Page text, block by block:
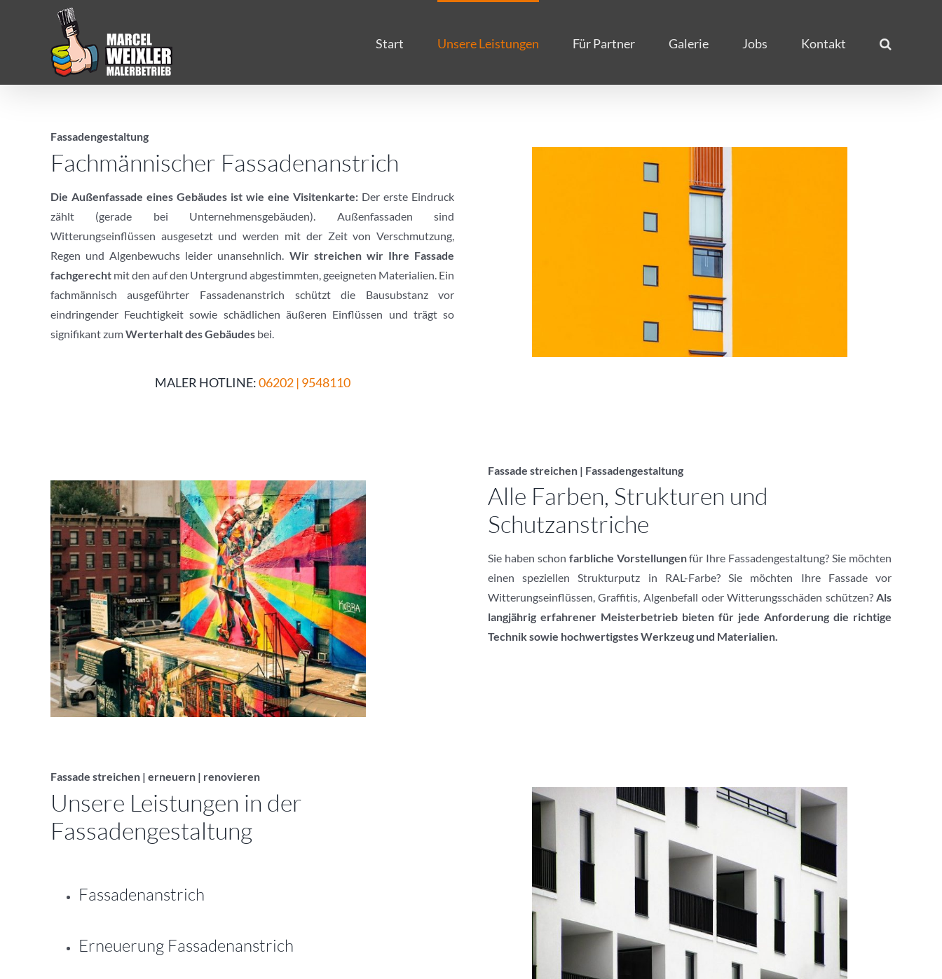
Start Unsere Leistungen Für Partner Galerie Jobs Kontakt
Fassadengestaltung
Fachmännischer Fassadenanstrich
Die Außenfassade eines Gebäudes ist wie eine Visitenkarte: Der erste Eindruck
zählt (gerade bei Unternehmensgebäuden). Außenfassaden sind
Witterungseinflüssen ausgesetzt und werden mit der Zeit von Verschmutzung,
Regen und Algenbewuchs leider unansehnlich. Wir streichen wir Ihre Fassade
fachgerechtmit den auf den Untergrund abgestimmten, geeigneten Materialien. Ein
fachmännisch ausgeführter Fassadenanstrich schützt die Bausubstanz vor
eindringender Feuchtigkeit sowie schädlichen äußeren Einflüssen und trägt so
signifikant zumWerterhalt des Gebäudesbei.
MALER HOTLINE:06202 | 9548110
Fassade streichen | Fassadengestaltung
Alle Farben, Strukturen und
Schutzanstriche
Sie haben schon farbliche Vorstellungenfür Ihre Fassadengestaltung? Sie möchten
einen speziellen Strukturputz in RAL-Farbe? Sie möchten Ihre Fassade vor
Witterungseinflüssen, Graffitis, Algenbefall oder Witterungsschäden schützen?Als
langjährig erfahrener Meisterbetrieb bieten für jede Anforderung die richtige
Technik sowie hochwertigstes Werkzeug und Materialien.
Fassade streichen | erneuern | renovieren
Unsere Leistungen in der
Fassadengestaltung
Fassadenanstrich
Erneuerung Fassadenanstrich